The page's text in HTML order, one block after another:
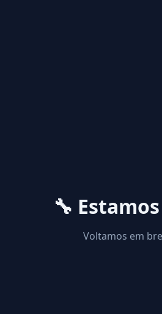
🔧
Voltamos em